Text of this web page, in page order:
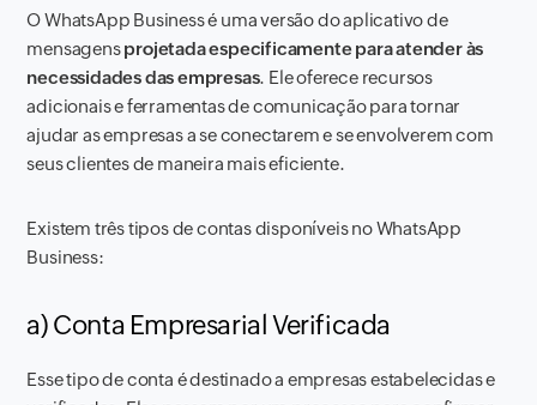
O WhatsApp Business é uma versão do aplicativo de
mensagensprojetada especificamente para atender às
necessidades das empresas. Ele oferece recursos
adicionais e ferramentas de comunicação para tornar
ajudar as empresas a se conectarem e se envolverem com
seus clientes de maneira mais eficiente.
Existem três tipos de contas disponíveis no WhatsApp
Business:
a) Conta Empresarial Verificada
Esse tipo de conta é destinado a empresas estabelecidas e